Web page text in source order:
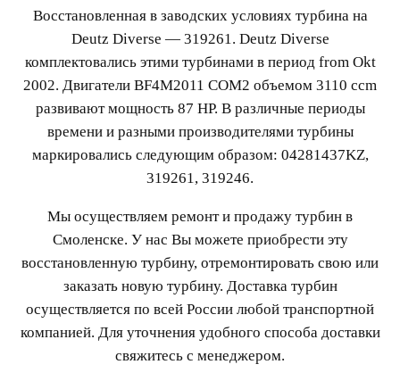
Восстановленная в заводских условиях турбина на
Deutz Diverse — 319261. Deutz Diverse
комплектовались этими турбинами в период from Okt
2002. Двигатели BF4M2011 COM2 объемом 3110 ccm
развивают мощность 87 HP. В различные периоды
времени и разными производителями турбины
маркировались следующим образом: 04281437KZ,
319261, 319246.
Мы осуществляем ремонт и продажу турбин в
Смоленске. У нас Вы можете приобрести эту
восстановленную турбину, отремонтировать свою или
заказать новую турбину. Доставка турбин
осуществляется по всей России любой транспортной
компанией. Для уточнения удобного способа доставки
свяжитесь с менеджером.